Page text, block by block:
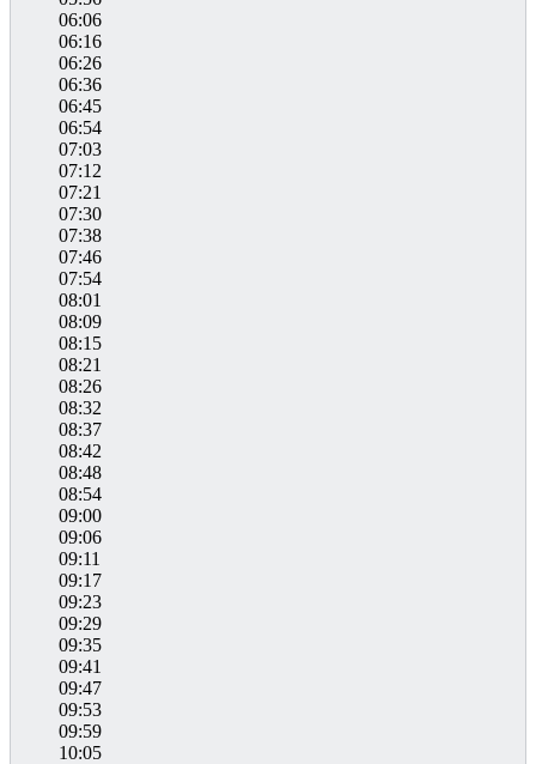
06:06
06:16
06:26
06:36
06:45
06:54
07:03
07:12
07:21
07:30
07:38
07:46
07:54
08:01
08:09
08:15
08:21
08:26
08:32
08:37
08:42
08:48
08:54
09:00
09:06
09:11
09:17
09:23
09:29
09:35
09:41
09:47
09:53
09:59
10:05